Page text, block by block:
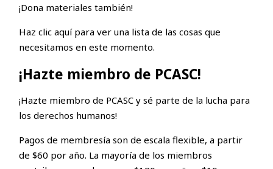
¡Dona materiales también!
Haz clic aquí para ver una lista de las cosas que
necesitamos en este momento.
¡Hazte miembro de PCASC!
¡Hazte miembro de PCASC y sé parte de la lucha para
los derechos humanos!
Pagos de membresía son de escala flexible, a partir
de $60 por año. La mayoría de los miembros